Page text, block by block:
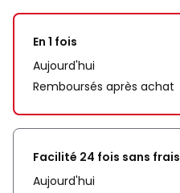
En 1 fois
Aujourd'hui
Remboursés après achat
Facilité 24 fois sans frais
Aujourd'hui